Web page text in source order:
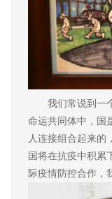
我们常说到一个
命运共同体中，国
人连接组合起来的
国将在抗疫中积累
际疫情防控合作，